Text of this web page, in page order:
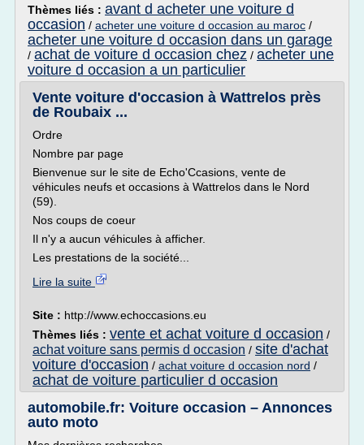
Thèmes liés : avant d acheter une voiture d
occasion / acheter une voiture d occasion au maroc /
acheter une voiture d occasion dans un garage
/ achat de voiture d occasion chez / acheter une
voiture d occasion a un particulier
Vente voiture d'occasion à Wattrelos près
de Roubaix ...
Ordre
Nombre par page
Bienvenue sur le site de Echo'Ccasions, vente de
véhicules neufs et occasions à Wattrelos dans le Nord
(59).
Nos coups de coeur
Il n'y a aucun véhicules à afficher.
Les prestations de la société...
Lire la suite
Site : http://www.echoccasions.eu
Thèmes liés : vente et achat voiture d occasion /
achat voiture sans permis d occasion / site d'achat
voiture d'occasion / achat voiture d occasion nord /
achat de voiture particulier d occasion
automobile.fr: Voiture occasion – Annonces
auto moto